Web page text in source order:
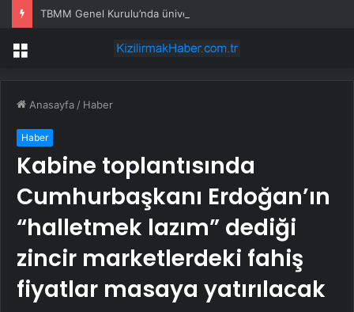
Menü
Anasayfa / Haber
Haber
Kabine toplantısında
Cumhurbaşkanı Erdoğan’ın
“halletmek lazım” dediği
zincir marketlerdeki fahiş
fiyatlar masaya yatırılacak